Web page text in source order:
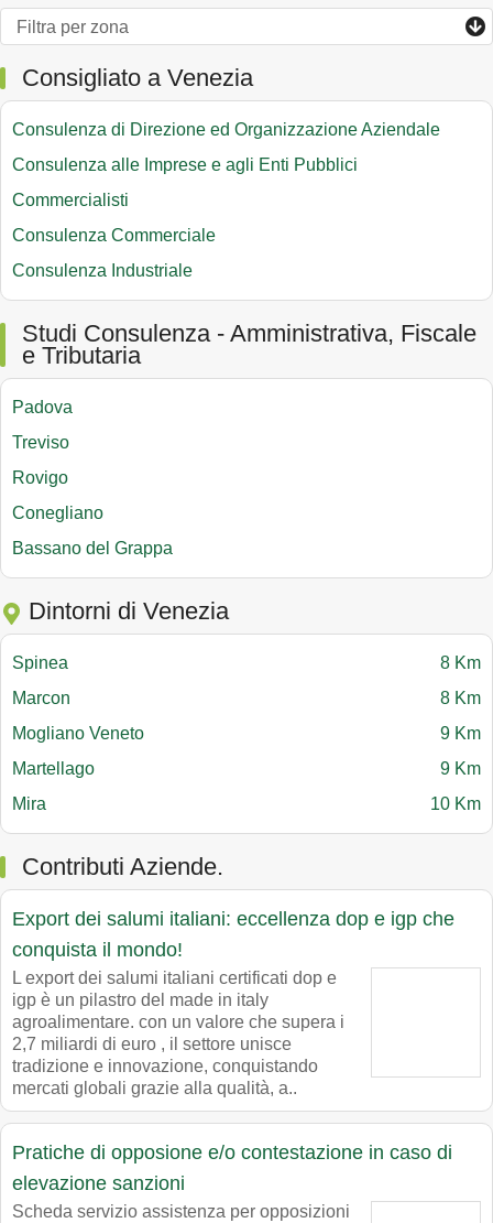
Consigliato a Venezia
Consulenza di Direzione ed Organizzazione Aziendale
Consulenza alle Imprese e agli Enti Pubblici
Commercialisti
Consulenza Commerciale
Consulenza Industriale
Studi Consulenza - Amministrativa, Fiscale
e Tributaria
Padova
Treviso
Rovigo
Conegliano
Bassano del Grappa
Dintorni di Venezia
Spinea
8 Km
Marcon
8 Km
Mogliano Veneto
9 Km
Martellago
9 Km
Mira
10 Km
Contributi Aziende.
Export dei salumi italiani: eccellenza dop e igp che
conquista il mondo!
L export dei salumi italiani certificati dop e
igp è un pilastro del made in italy
agroalimentare. con un valore che supera i
2,7 miliardi di euro , il settore unisce
tradizione e innovazione, conquistando
mercati globali grazie alla qualità, a..
Pratiche di opposione e/o contestazione in caso di
elevazione sanzioni
Scheda servizio assistenza per opposizioni